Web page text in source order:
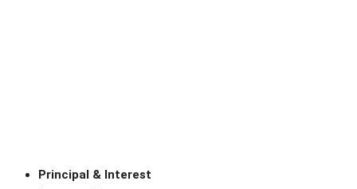
Principal & Interest